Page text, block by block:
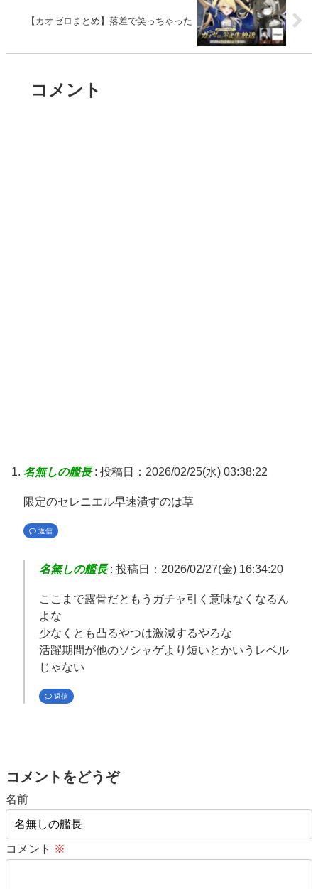
【カオゼロまとめ】落差で笑っちゃった
コメント
名無しの艦長: 投稿日：2026/02/25(水) 03:38:22
限定のセレニエル早速潰すのは草
返信
名無しの艦長: 投稿日：2026/02/27(金) 16:34:20
ここまで露骨だともうガチャ引く意味なくなるん
よな
少なくとも凸るやつは激減するやろな
活躍期間が他のソシャゲより短いとかいうレベル
じゃない
返信
コメントをどうぞ
名前
コメント ※